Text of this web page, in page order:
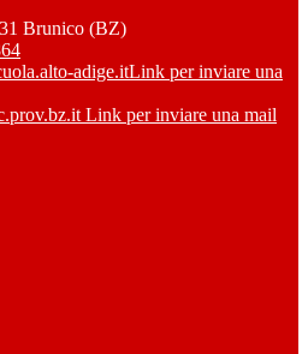
Brunico (BZ)
adige.itLink per inviare una
Link per inviare una mail